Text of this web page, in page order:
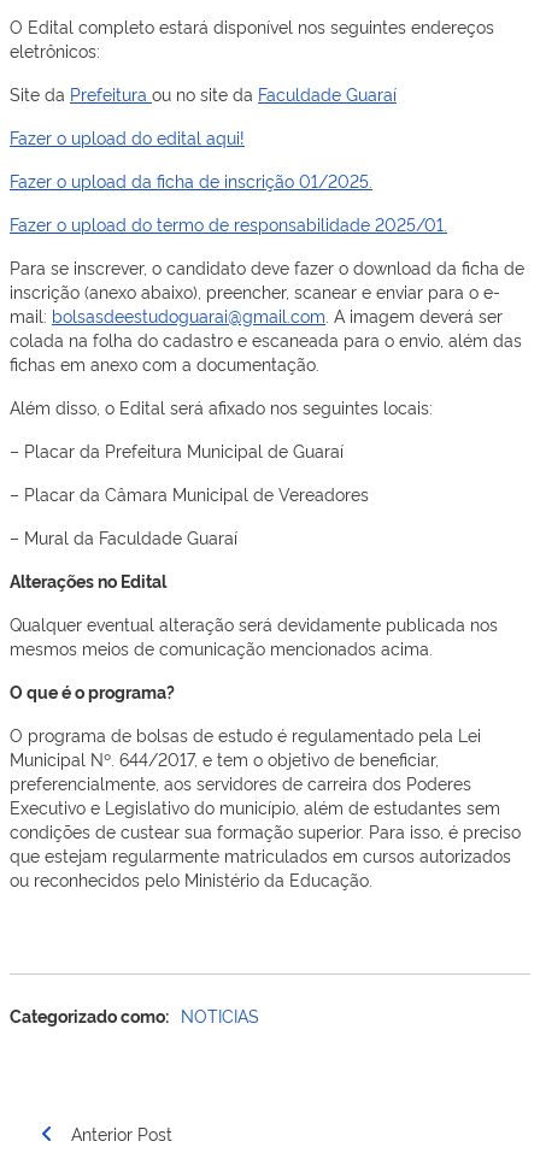
O Edital completo estará disponível nos seguintes endereços
eletrônicos:
Site da Prefeitura ou no site da Faculdade Guaraí
Fazer o upload do edital aqui!
Fazer o upload da ficha de inscrição 01/2025.
Fazer o upload do termo de responsabilidade 2025/01.
Para se inscrever, o candidato deve fazer o download da ficha de
inscrição (anexo abaixo), preencher, scanear e enviar para o e-
mail: bolsasdeestudoguarai@gmail.com . A imagem deverá ser
colada na folha do cadastro e escaneada para o envio, além das
fichas em anexo com a documentação.
Além disso, o Edital será afixado nos seguintes locais:
– Placar da Prefeitura Municipal de Guaraí
– Placar da Câmara Municipal de Vereadores
– Mural da Faculdade Guaraí
Alterações no Edital
Qualquer eventual alteração será devidamente publicada nos
mesmos meios de comunicação mencionados acima.
O que é o programa?
O programa de bolsas de estudo é regulamentado pela Lei
Municipal Nº. 644/2017, e tem o objetivo de beneficiar,
preferencialmente, aos servidores de carreira dos Poderes
Executivo e Legislativo do município, além de estudantes sem
condições de custear sua formação superior. Para isso, é preciso
que estejam regularmente matriculados em cursos autorizados
ou reconhecidos pelo Ministério da Educação.
Categorizado como: NOTICIAS
Anterior Post